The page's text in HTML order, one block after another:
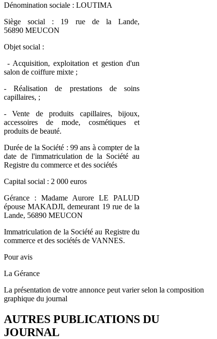
Dénomination sociale : LOUTIMA
Siège social : 19 rue de la Lande,
56890 MEUCON
Objet social :
- Acquisition, exploitation et gestion d'un
salon de coiffure mixte ;
- Réalisation de prestations de soins
capillaires, ;
- Vente de produits capillaires, bijoux,
accessoires de mode, cosmétiques et
produits de beauté.
Durée de la Société : 99 ans à compter de la
date de l'immatriculation de la Société au
Registre du commerce et des sociétés
Capital social : 2 000 euros
Gérance : Madame Aurore LE PALUD
épouse MAKADJI, demeurant 19 rue de la
Lande, 56890 MEUCON
Immatriculation de la Société au Registre du
commerce et des sociétés de VANNES.
Pour avis
La Gérance
La présentation de votre annonce peut varier selon la composition
graphique du journal
AUTRES PUBLICATIONS DU
JOURNAL